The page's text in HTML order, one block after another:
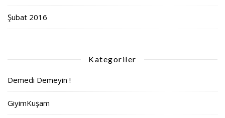
Şubat 2016
Kategoriler
Demedi Demeyin !
GiyimKuşam